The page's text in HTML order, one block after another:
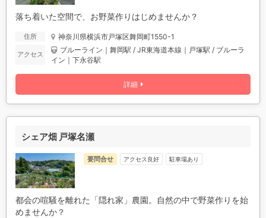
詳細
落ち着いた空間で、お野菜作りはじめませんか？
住所 神奈川県横浜市戸塚区舞岡町1550-1
アクセス ブルーライン｜舞岡駅 / JR東海道本線｜戸塚駅 / ブルーラ
イン｜下永谷駅
シェア畑 戸塚名瀬
要問合せ アクセス良好 駐車場あり
都会の喧騒を離れた「隠れ家」農園。自然の中で野菜作りを始
めませんか？